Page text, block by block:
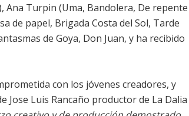
Ana Turpin (Uma, Bandolera, De repente
de papel, Brigada Costa del Sol, Tarde
de Goya, Don Juan, y ha recibido
con los jóvenes creadores, y
Jose Luis Rancaño productor de La Dalia